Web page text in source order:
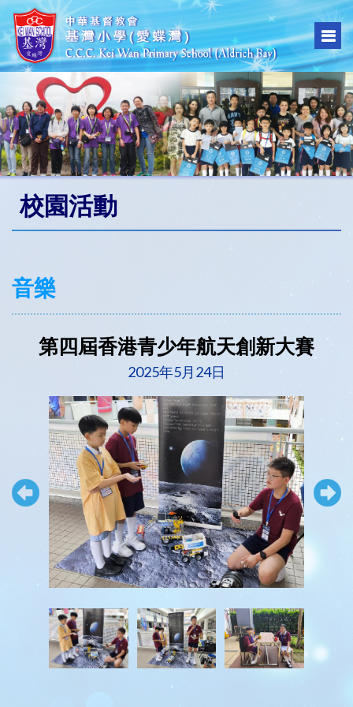
校園活動
音樂
第四屆香港青少年航天創新大賽
2025年5月24日